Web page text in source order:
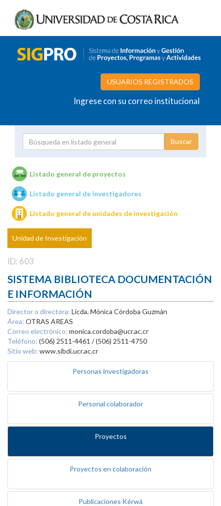
USUARIOS REGISTRADOS
Ingrese con su correo institucional
Unidades de investigación
Listado general de proyectos
Listado general de investigadores
Listado general de unidades de investigación
Unidad de Investigación
ID: 603
SISTEMA BIBLIOTECA DOCUMENTACIÓN
E INFORMACIÓN
Director o directora: Licda. Mónica Córdoba Guzmán
Área: OTRAS AREAS
Correo electrónico: monica.cordoba@ucr.ac.cr
Teléfono: (506) 2511-4461 / (506) 2511-4750
Sitio web: www.sibdi.ucr.ac.cr
Personas investigadoras
Personal colaborador
Proyectos
Proyectos en colaboración
Publicaciones Kérwá